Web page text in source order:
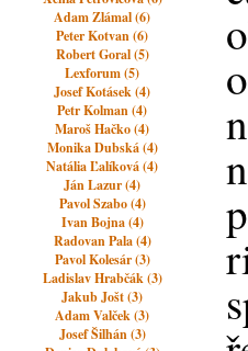
Adam Zlámal (6)
Peter Kotvan (6)
Robert Goral (5)
Lexforum (5)
Josef Kotásek (4)
Petr Kolman (4)
Maroš Hačko (4)
Monika Dubská (4)
Natália Ľalíková (4)
Ján Lazur (4)
Pavol Szabo (4)
Ivan Bojna (4)
Radovan Pala (4)
Pavol Kolesár (3)
Ladislav Hrabčák (3)
Jakub Jošt (3)
Adam Valček (3)
Josef Šilhán (3)